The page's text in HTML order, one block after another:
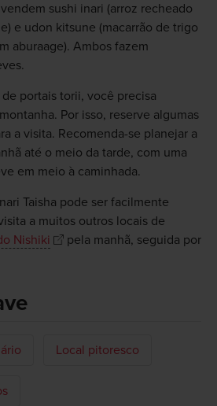
sushi inari (arroz recheado
e udon kitsune (macarrão de trigo
aburaage). Ambos fazem
portais torii, você precisa
Por isso, reserve algumas
a visita. Recomenda-se planejar a
até o meio da tarde, com uma
em meio à caminhada.
Taisha pode ser facilmente
a muitos outros locais de
Nishiki
pela manhã, seguida por
Local pitoresco